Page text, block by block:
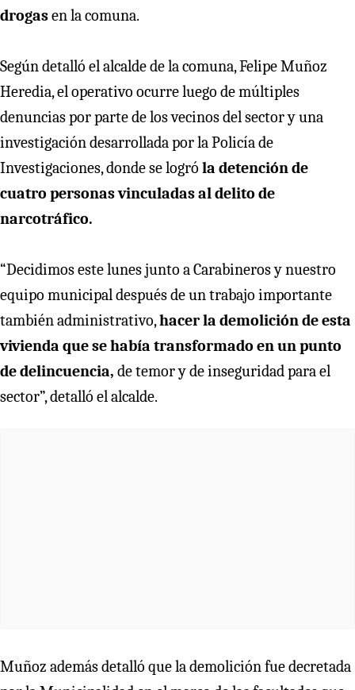
drogasen la comuna.
Según detalló el alcalde de la comuna, Felipe Muñoz
Heredia, el operativo ocurre luego de múltiples
denuncias por parte de los vecinos del sector y una
investigación desarrollada por la Policía de
Investigaciones, donde se logró la detención de
cuatro personas vinculadas al delito de
narcotráfico.
“Decidimos este lunes junto a Carabineros y nuestro
equipo municipal después de un trabajo importante
también administrativo,hacer la demolición de esta
vivienda que se había transformado en un punto
de delincuencia, de temor y de inseguridad para el
sector”, detalló el alcalde.
Muñoz además detalló que la demolición fue decretada